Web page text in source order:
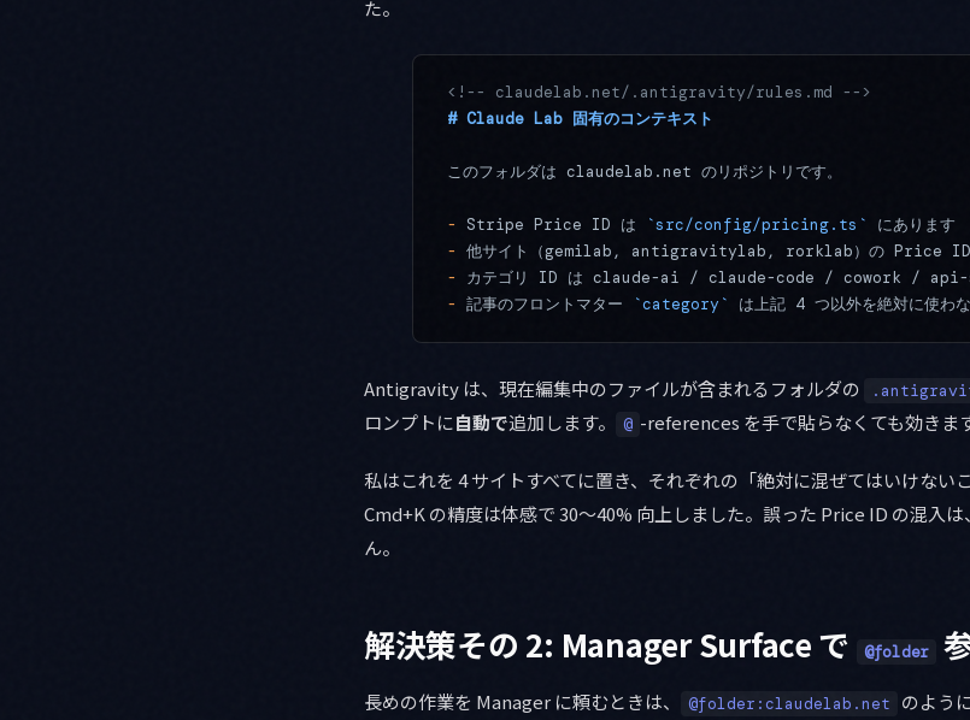
た。
<!-- claudelab.net/.antigravity/rules.md -->
# Claude Lab 固有のコンテキスト
このフォルダは claudelab.net のリポジトリです。
- Stripe Price ID は `src/config/pricing.ts`
にあります
- 他サイト（gemilab, antigravitylab, rorklab）の Price
-
カテゴリ ID は claude-ai / claude-code / cowork / api-
- 記事のフロントマター `category` は上記 4 つ以外を絶対に使わ
Antigravity は、現在編集中のファイルが含まれるフォルダの
ロンプトに自動で追加します。 @ -references を手で貼らなくても効きます
私はこれを 4 サイトすべてに置き、それぞれの「絶対に混ぜてはいけない
Cmd+K の精度は体感で 30〜40% 向上しました。誤った Price ID の混入
ん。
解決策その 2: Manager Surface で @folder
長めの作業を Manager に頼むときは、 @folder:claudelab.net のよう